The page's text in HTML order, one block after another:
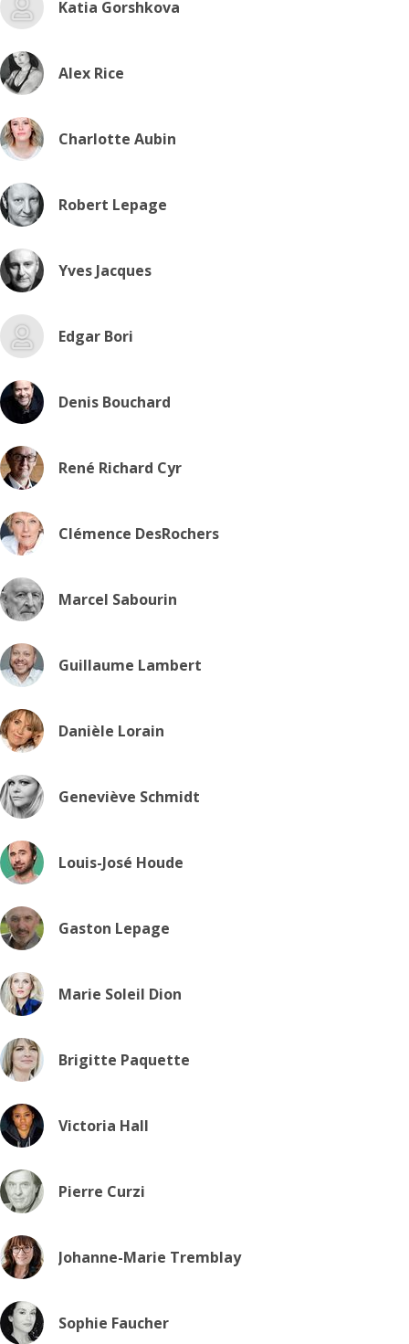
Katia Gorshkova
Alex Rice
Charlotte Aubin
Robert Lepage
Yves Jacques
Edgar Bori
Denis Bouchard
René Richard Cyr
Clémence DesRochers
Marcel Sabourin
Guillaume Lambert
Danièle Lorain
Geneviève Schmidt
Louis-José Houde
Gaston Lepage
Marie Soleil Dion
Brigitte Paquette
Victoria Hall
Pierre Curzi
Johanne-Marie Tremblay
Sophie Faucher